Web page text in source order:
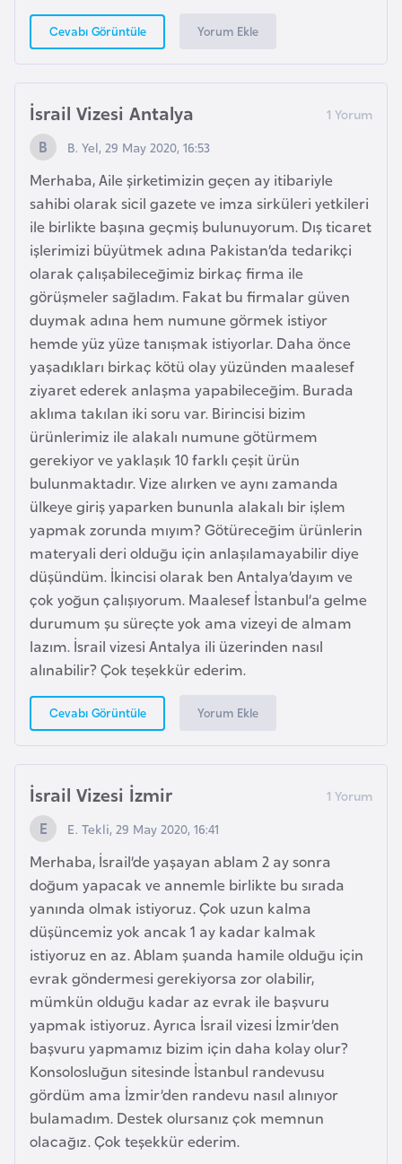
Cevabı Görüntüle Yorum Ekle
İsrail Vizesi Antalya
B. Yel, 29 May 2020, 16:53
Merhaba, Aile şirketimizin geçen ay itibariyle
sahibi olarak sicil gazete ve imza sirküleri yetkileri
ile birlikte başına geçmiş bulunuyorum. Dış ticaret
işlerimizi büyütmek adına Pakistan’da tedarikçi
olarak çalışabileceğimiz birkaç firma ile
görüşmeler sağladım. Fakat bu firmalar güven
duymak adına hem numune görmek istiyor
hemde yüz yüze tanışmak istiyorlar. Daha önce
yaşadıkları birkaç kötü olay yüzünden maalesef
ziyaret ederek anlaşma yapabileceğim. Burada
aklıma takılan iki soru var. Birincisi bizim
ürünlerimiz ile alakalı numune götürmem
gerekiyor ve yaklaşık 10 farklı çeşit ürün
bulunmaktadır. Vize alırken ve aynı zamanda
ülkeye giriş yaparken bununla alakalı bir işlem
yapmak zorunda mıyım? Götüreceğim ürünlerin
materyali deri olduğu için anlaşılamayabilir diye
düşündüm. İkincisi olarak ben Antalya’dayım ve
çok yoğun çalışıyorum. Maalesef İstanbul’a gelme
durumum şu süreçte yok ama vizeyi de almam
lazım. İsrail vizesi Antalya ili üzerinden nasıl
alınabilir? Çok teşekkür ederim.
Cevabı Görüntüle Yorum Ekle
İsrail Vizesi İzmir
E. Tekli, 29 May 2020, 16:41
Merhaba, İsrail’de yaşayan ablam 2 ay sonra
doğum yapacak ve annemle birlikte bu sırada
yanında olmak istiyoruz. Çok uzun kalma
düşüncemiz yok ancak 1 ay kadar kalmak
istiyoruz en az. Ablam şuanda hamile olduğu için
evrak göndermesi gerekiyorsa zor olabilir,
mümkün olduğu kadar az evrak ile başvuru
yapmak istiyoruz. Ayrıca İsrail vizesi İzmir’den
başvuru yapmamız bizim için daha kolay olur?
Konsolosluğun sitesinde İstanbul randevusu
gördüm ama İzmir’den randevu nasıl alınıyor
bulamadım. Destek olursanız çok memnun
olacağız. Çok teşekkür ederim.
k
a
D
e
m
o
k
r
a
t
i
k
K
o
n
g
o
B
u
l
g
a
r
i
s
t
n
E
r
m
e
n
i
s
t
a
n
E
s
t
o
n